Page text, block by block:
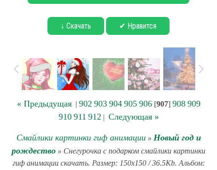
↓ Скачать ✔ Нравится
« Предыдущая| 902 903 904 905 906[907] 908 909
910 911 912 | Следующая »
Смайлики картинки гиф анимации» Новый год и
рождество » Снегурочка с подарком смайлики картинки
гиф анимации скачать. Размер: 150x150 / 36.5Kb. Альбом: